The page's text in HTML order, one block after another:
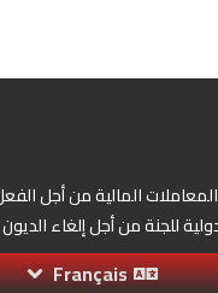
المالية من أجل
للجنة من أجل إلغاء
Français